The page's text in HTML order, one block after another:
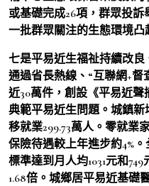
或基礎完成26項，群眾投訴
一批群眾關注的生態環境凸
七是平易近生福祉持續改良
通過省長熱線、“互聯網+
近30萬件，創設《平易近
典範平易近生問題。城鎮新
移就業299.73萬人。零就業
保險待遇較上年進步約4%
標準達到月人均1031元和
1.68倍。城鄉居平易近基礎